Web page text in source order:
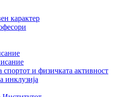
карактер
и физичката активност
инклузија